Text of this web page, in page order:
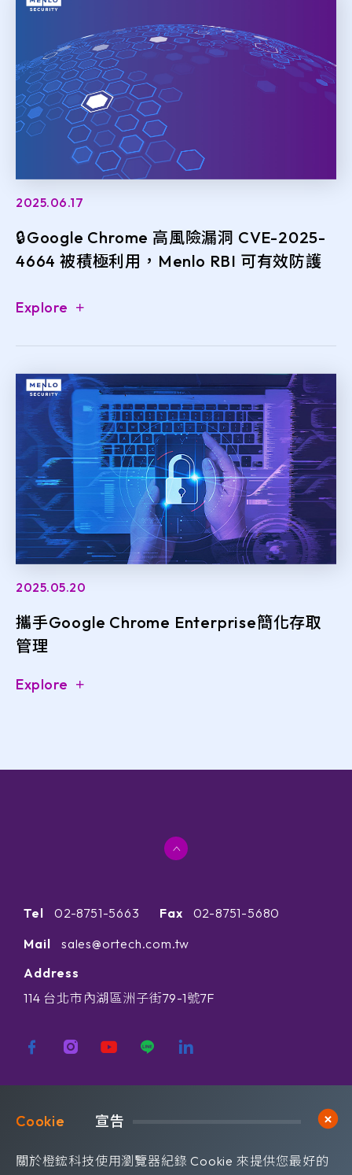
2025.06.17
🔒Google Chrome 高風險漏洞 CVE-2025-
4664 被積極利用，Menlo RBI 可有效防護
Explore
2025.05.20
攜手Google Chrome Enterprise簡化存取
管理
Explore
Tel 02-8751-5663 Fax
02-8751-5680
Mail
sales@ortech.com.tw
Address
114 台北市內湖區洲子街79-1號7F
宣告
關於橙鋐科技使用瀏覽器紀錄 Cookie 來提供您最好的